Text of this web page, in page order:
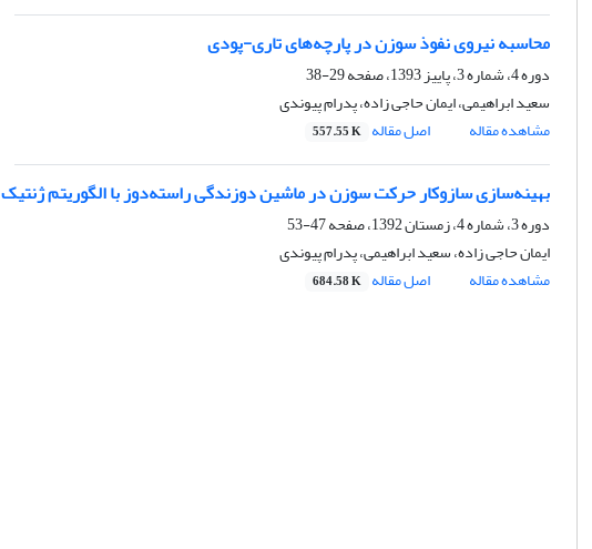
محاسبه نیروی نفوذ سوزن در پارچه‌های تاری-پودی
دوره 4، شماره 3، پاییز 1393، صفحه
29-38
سعید ابراهیمی، ایمان حاجی زاده، پدرام پیوندی
مشاهده مقاله
اصل مقاله 557.55 K
بهینه‌سازی سازوکار حرکت سوزن در ماشین دوزندگی راسته‌دوز با الگوریتم ژنتیک
دوره 3، شماره 4، زمستان 1392، صفحه
47-53
ایمان حاجی زاده، سعید ابراهیمی، پدرام پیوندی
مشاهده مقاله
اصل مقاله 684.58 K